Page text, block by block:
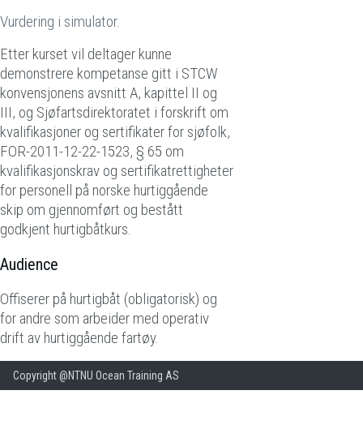
Vurdering i simulator.
Etter kurset vil deltager kunne
demonstrere kompetanse gitt i STCW
konvensjonens avsnitt A, kapittel II og
III, og Sjøfartsdirektoratet i forskrift om
kvalifikasjoner og sertifikater for sjøfolk,
FOR-2011-12-22-1523, § 65 om
kvalifikasjonskrav og sertifikatrettigheter
for personell på norske hurtiggående
skip om gjennomført og bestått
godkjent hurtigbåtkurs.
Audience
Offiserer på hurtigbåt (obligatorisk) og
for andre som arbeider med operativ
drift av hurtiggående fartøy.
Copyright @NTNU Ocean Training AS